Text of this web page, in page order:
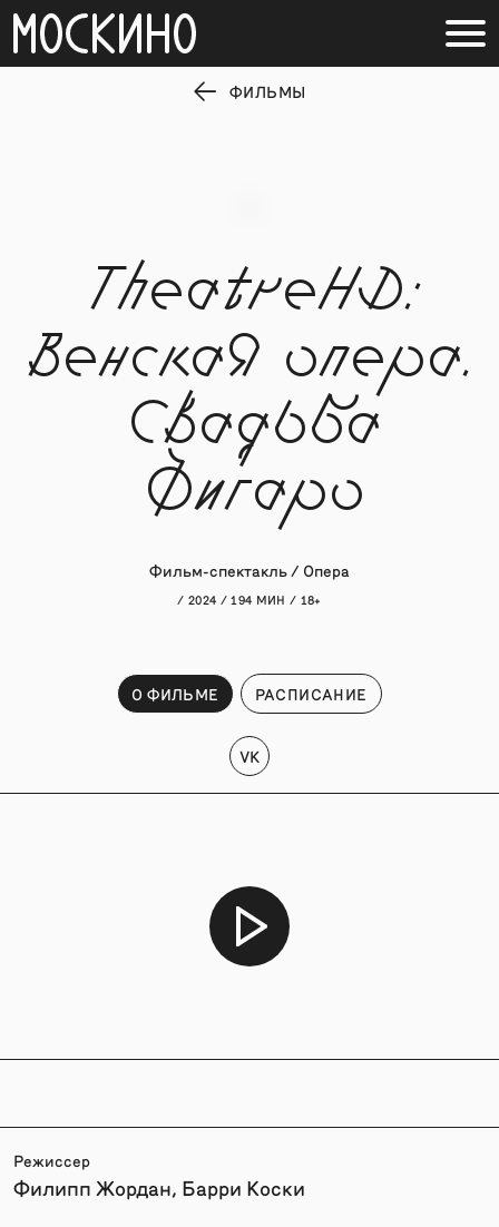
ФИЛЬМЫ
TheatreHD:
Венская опера.
Свадьба
Фигаро
Фильм-спектакль / Опера
/ 2024 / 194 МИН / 18+
О ФИЛЬМЕ РАСПИСАНИЕ
VK
Режиссер
Филипп Жордан, Барри Коски